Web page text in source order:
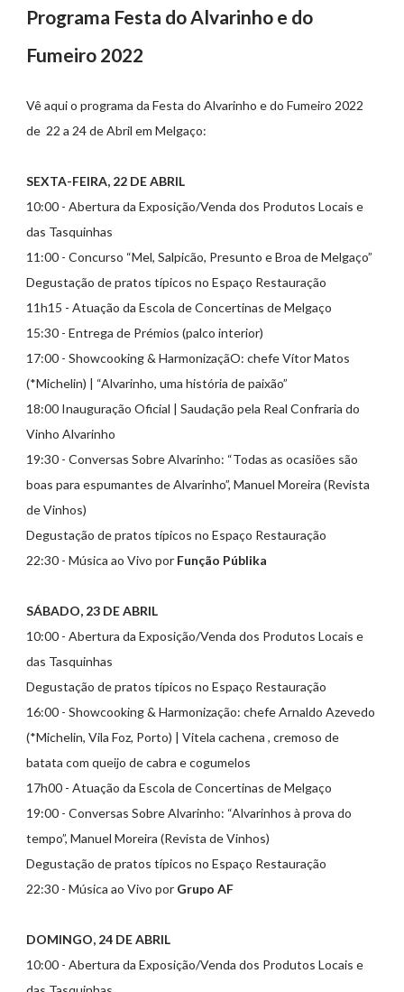
Programa Festa do Alvarinho e do
Fumeiro 2022
Vê aqui o programa da Festa do Alvarinho e do Fumeiro 2022
de 22 a 24 de Abril em Melgaço:
SEXTA-FEIRA, 22 DE ABRIL
10:00 - Abertura da Exposição/Venda dos Produtos Locais e
das Tasquinhas
11:00 - Concurso “Mel, Salpicão, Presunto e Broa de Melgaço”
Degustação de pratos típicos no Espaço Restauração
11h15 - Atuação da Escola de Concertinas de Melgaço
15:30 - Entrega de Prémios (palco interior)
17:00 - Showcooking & HarmonizaçãO: chefe Vítor Matos
(*Michelin) | “Alvarinho, uma história de paixão”
18:00 Inauguração Oficial | Saudação pela Real Confraria do
Vinho Alvarinho
19:30 - Conversas Sobre Alvarinho: “Todas as ocasiões são
boas para espumantes de Alvarinho”, Manuel Moreira (Revista
de Vinhos)
Degustação de pratos típicos no Espaço Restauração
22:30 - Música ao Vivo por Função Públika
SÁBADO, 23 DE ABRIL
10:00 - Abertura da Exposição/Venda dos Produtos Locais e
das Tasquinhas
Degustação de pratos típicos no Espaço Restauração
16:00 - Showcooking & Harmonização: chefe Arnaldo Azevedo
(*Michelin, Vila Foz, Porto) | Vitela cachena , cremoso de
batata com queijo de cabra e cogumelos
17h00 - Atuação da Escola de Concertinas de Melgaço
19:00 - Conversas Sobre Alvarinho: “Alvarinhos à prova do
tempo”, Manuel Moreira (Revista de Vinhos)
Degustação de pratos típicos no Espaço Restauração
22:30 - Música ao Vivo por Grupo AF
DOMINGO, 24 DE ABRIL
10:00 - Abertura da Exposição/Venda dos Produtos Locais e